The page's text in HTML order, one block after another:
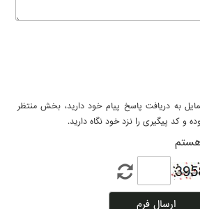
به دریافت پاسخ پیام خود دارید، بخش منتظر
و کد پیگیری را نزد خود نگاه دارید.